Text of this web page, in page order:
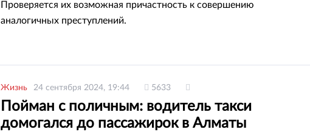
Проверяется их возможная причастность к совершению
аналогичных преступлений.
Жизнь 24 сентября 2024, 19:44 5633
Пойман с поличным: водитель такси
домогался до пассажирок в Алматы